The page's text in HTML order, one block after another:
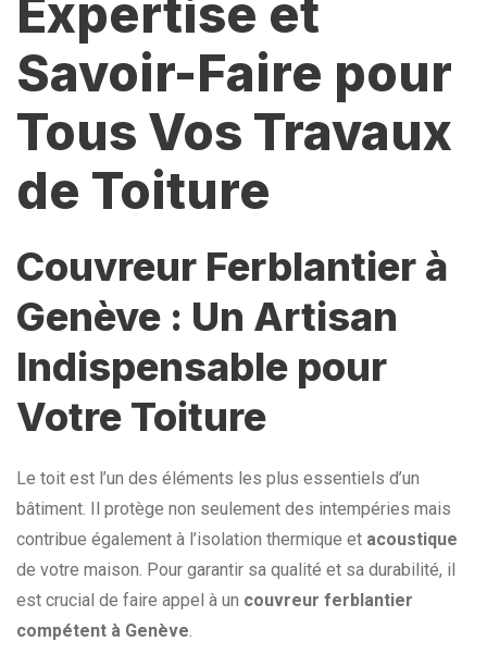
Expertise et
Savoir-Faire pour
Tous Vos Travaux
de Toiture
Couvreur Ferblantier à
Genève : Un Artisan
Indispensable pour
Votre Toiture
Le toit est l’un des éléments les plus essentiels d’un
bâtiment. Il protège non seulement des intempéries mais
contribue également à l’isolation thermique et acoustique
de votre maison. Pour garantir sa qualité et sa durabilité, il
est crucial de faire appel à un couvreur ferblantier
compétent à Genève.